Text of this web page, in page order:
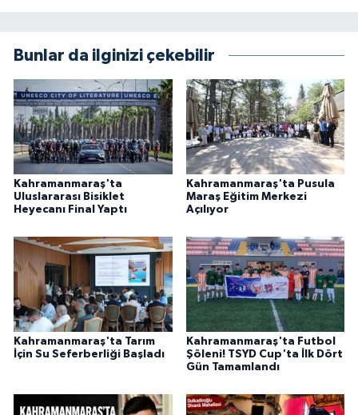
Bunlar da ilginizi çekebilir
Kahramanmaraş'ta
Uluslararası Bisiklet
Heyecanı Final Yaptı
Kahramanmaraş'ta Pusula
Maraş Eğitim Merkezi
Açılıyor
Kahramanmaraş'ta Tarım
İçin Su Seferberliği Başladı
Kahramanmaraş'ta Futbol
Şöleni! TSYD Cup'ta İlk Dört
Gün Tamamlandı